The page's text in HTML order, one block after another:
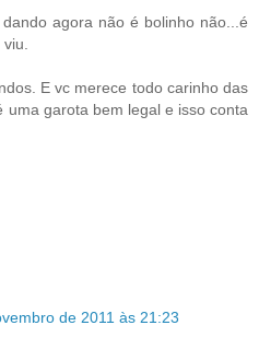
agora não é bolinho não...é
E vc merece todo carinho das
uma garota bem legal e isso conta
de 2011 às 21:23